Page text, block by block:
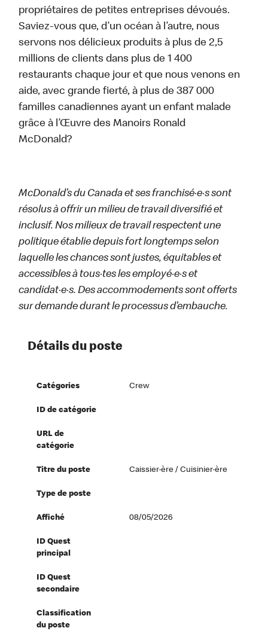
propriétaires de petites entreprises dévoués.
Saviez-vous que, d’un océan à l’autre, nous
servons nos délicieux produits à plus de 2,5
millions de clients dans plus de 1 400
restaurants chaque jour et que nous venons en
aide, avec grande fierté, à plus de 387 000
familles canadiennes ayant un enfant malade
grâce à l’Œuvre des Manoirs Ronald
McDonald?
McDonald’s du Canada et ses franchisé·e·s sont
résolus à offrir un milieu de travail diversifié et
inclusif. Nos milieux de travail respectent une
politique établie depuis fort longtemps selon
laquelle les chances sont justes, équitables et
accessibles à tous·tes les employé·e·s et
candidat·e·s. Des accommodements sont offerts
sur demande durant le processus d’embauche.
Détails du poste
Catégories Crew
ID de catégorie
URL de
catégorie
Titre du poste Caissier·ère / Cuisinier·ère
Type de poste
Affiché 08/05/2026
ID Quest
principal
ID Quest
secondaire
Classification
du poste